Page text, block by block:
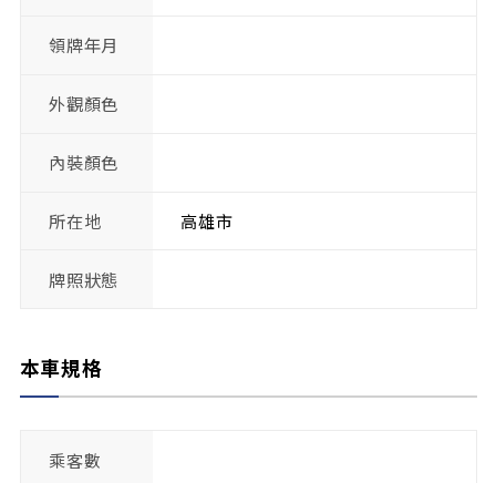
領牌年月
外觀顏色
內裝顏色
所在地 高雄市
牌照狀態
本車規格
乘客數